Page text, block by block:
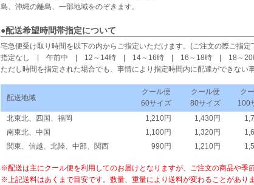
島、沖縄の離島、一部地域をのぞきます。
●配送希望時間帯指定について
宅急便受け取り時間を以下の内からご指定いただけます。(ご注文の際ご指定
指定なし | 午前中 | 12～14時 | 14～16時 | 16～18時 | 18～
ただし時間を指定された場合でも、事情により指定時間内に配達ができない
配送地域
クール便
60サイズ
クール便
80サイズ
ク
100
北東北、四国、福岡
1,210円 1,430円
南東北、中国
1,100円 1,320円
関東、信越、北陸、中部、関西
990円 1,210円
※配送は主にクール便を利用してのお届けとなりますが、ご注文の商品や季
※上記送料はあくまで目安です。数量、重量により送料が変わることがありま